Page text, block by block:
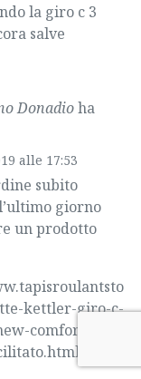
la giro c 3
salve
Donadioha
alle 17:53
subito
giorno
un prodotto
kettler-giro-c-
comfort-